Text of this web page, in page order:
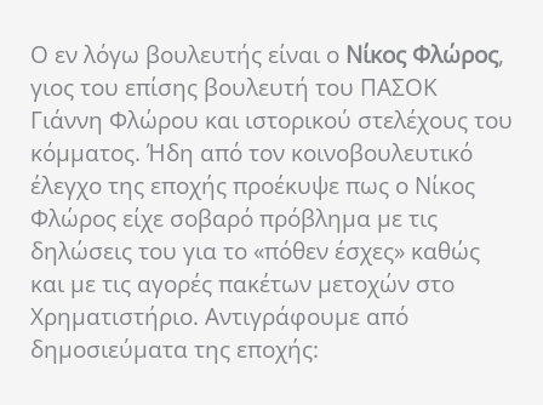
O εν λόγω βουλευτής είναι ο Νίκος Φλώρος,
γιος του επίσης βουλευτή του ΠΑΣΟΚ
Γιάννη Φλώρου και ιστορικού στελέχους του
κόμματος. Ήδη από τον κοινοβουλευτικό
έλεγχο της εποχής προέκυψε πως ο Νίκος
Φλώρος είχε σοβαρό πρόβλημα με τις
δηλώσεις του για το «πόθεν έσχες» καθώς
και με τις αγορές πακέτων μετοχών στο
Χρηματιστήριο. Αντιγράφουμε από
δημοσιεύματα της εποχής: